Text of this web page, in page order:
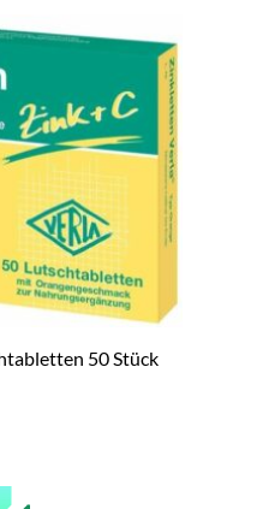
50 Stück